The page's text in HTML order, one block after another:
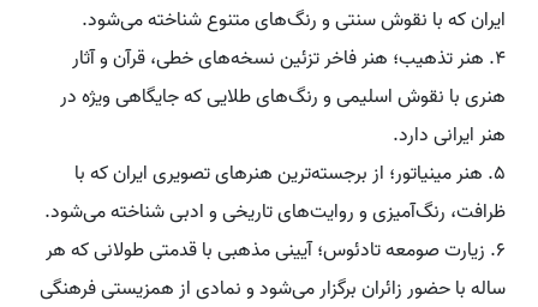
ایران که با نقوش سنتی و رنگ‌های متنوع شناخته می‌شود.
۴. هنر تذهیب؛ هنر فاخر تزئین نسخه‌های خطی، قرآن و آثار
هنری با نقوش اسلیمی و رنگ‌های طلایی که جایگاهی ویژه در
هنر ایرانی دارد.
۵. هنر مینیاتور؛ از برجسته‌ترین هنرهای تصویری ایران که با
ظرافت، رنگ‌آمیزی و روایت‌های تاریخی و ادبی شناخته می‌شود.
۶. زیارت صومعه تادئوس؛ آیینی مذهبی با قدمتی طولانی که هر
ساله با حضور زائران برگزار می‌شود و نمادی از همزیستی فرهنگی